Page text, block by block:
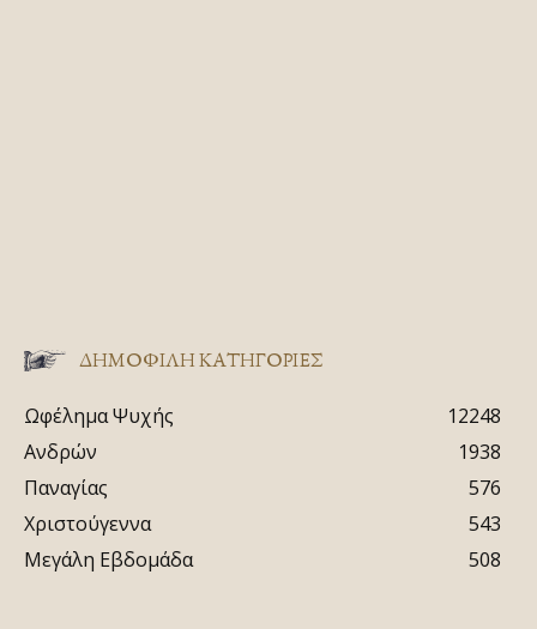
ΔΗΜΟΦΙΛΗ ΚΑΤΗΓΟΡΙΕΣ
Ωφέλημα Ψυχής
12248
Ανδρών
1938
Παναγίας
576
Χριστούγεννα
543
Μεγάλη Εβδομάδα
508